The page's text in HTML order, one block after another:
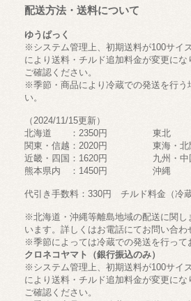
配送方法・送料について
ゆうぱっく
※システム管理上、初期送料が100サイ
により送料・チルド追加料金が変更に
ご確認ください。
※季節・商品により冷蔵での発送を行
い。
（2024/11/15更新）
北海道 ：2350円 東北
関東・信越：2020円 東海・
近畿・四国：1620円 九州・中
熊本県内 ：1450円 沖縄
代引き手数料：330円 チルド料金（冷
※北海道・沖縄等離島地域の配送に関
います。詳しくはお電話にてお問い合わ
※季節によっては冷蔵での発送を行って
クロネコヤマト（銀行振込のみ）
※システム管理上、初期送料が100サイ
により送料・チルド追加料金が変更に
ご確認ください。